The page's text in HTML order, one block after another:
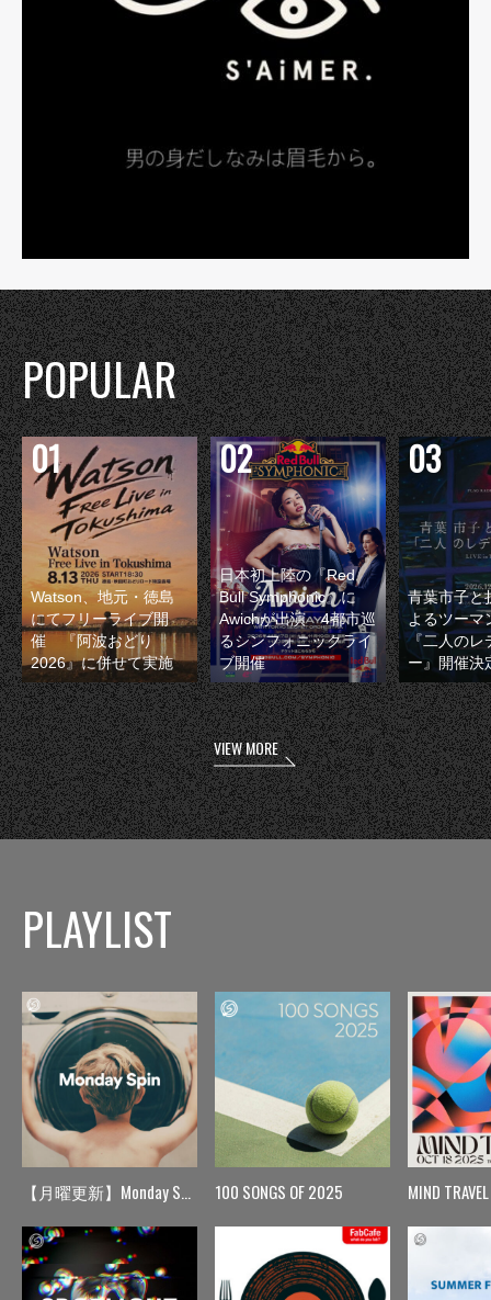
POPULAR
Watson、地元・徳島
にてフリーライブ開
催 『阿波おどり
2026』に併せて実施
日本初上陸の『Red
Bull Symphonic』に
Awichが出演 4都市巡
るシンフォニックライ
ブ開催
青葉市子と
よるツーマ
『二人のレ
ー』開催決
VIEW MORE
PLAYLIST
【月曜更新】Monday Spin 100 SONGS OF 2025 MIND TRAVEL